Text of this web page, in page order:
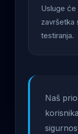
Usluge
završetka
testiranja.
Naš